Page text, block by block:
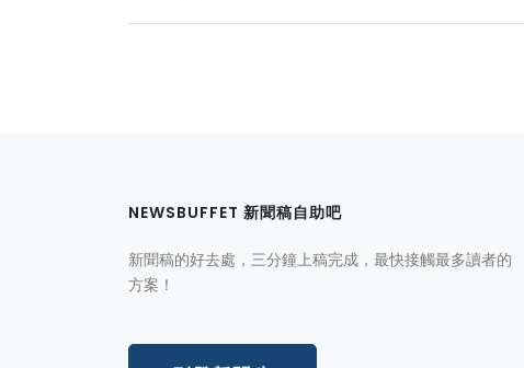
NEWSBUFFET 新聞稿自助吧
新聞稿的好去處，三分鐘上稿完成，最快接觸最多讀者的
方案！